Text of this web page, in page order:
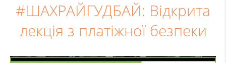
#ШАХРАЙГУДБАЙ: Відкрита
лекція з платіжної безпеки